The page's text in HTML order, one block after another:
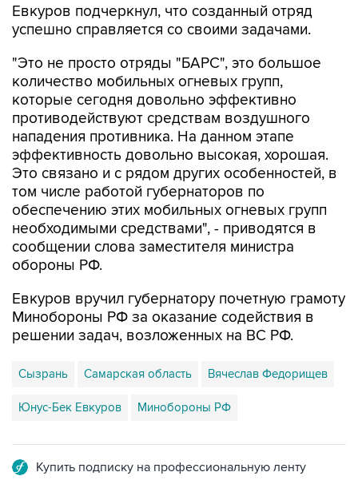
"Это не просто отряды "БАРС", это большое
которые сегодня довольно эффективно
противодействуют средствам воздушного
нападения противника. На данном этапе
эффективность довольно высокая, хорошая.
Это связано и с рядом других особенностей, в
том числе работой губернаторов по
обеспечению этих мобильных огневых групп
необходимыми средствами", - приводятся в
сообщении слова заместителя министра
обороны РФ.
Евкуров вручил губернатору почетную грамоту
решении задач, возложенных на ВС РФ.
Сызрань Самарская область Вячеслав Федорищев
Юнус-Бек Евкуров Минобороны РФ
Подписаться на рассылку главных новостей сайта